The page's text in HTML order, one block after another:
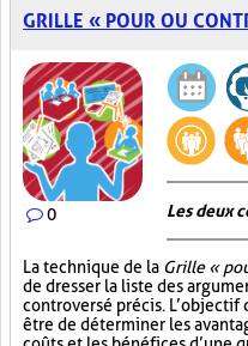
GRILLE « POUR OU
0 Les deux
La technique de la Grille «
de dresser la liste des
controversé précis.
être de déterminer les